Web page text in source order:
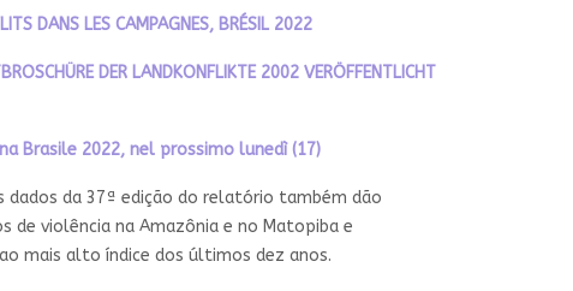
DANS LES CAMPAGNES, BRÉSIL 2022
DER LANDKONFLIKTE 2002 VERÖFFENTLICHT
Brasile 2022, nel prossimo lunedì (17)
da 37ª edição do relatório também dão
de violência na Amazônia e no Matopiba e
mais alto índice dos últimos dez anos.